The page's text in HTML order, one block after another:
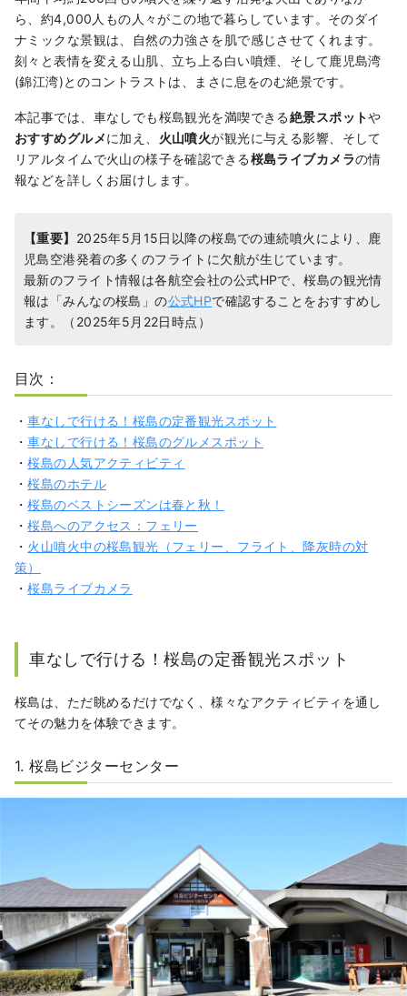
ら、約4,000人もの人々がこの地で暮らしています。そのダイ
ナミックな景観は、自然の力強さを肌で感じさせてくれます。
刻々と表情を変える山肌、立ち上る白い噴煙、そして鹿児島湾
(錦江湾)とのコントラストは、まさに息をのむ絶景です。
本記事では、車なしでも桜島観光を満喫できる絶景スポットや
おすすめグルメに加え、 火山噴火が観光に与える影響、そして
リアルタイムで火山の様子を確認できる桜島ライブカメラの情
報などを詳しくお届けします。
【重要】 2025年5月15日以降の桜島での連続噴火により、鹿
児島空港発着の多くのフライトに欠航が生じています。
最新のフライト情報は各航空会社の公式HPで、桜島の観光情
報は「みんなの桜島」の公式HPで確認することをおすすめし
ます。（2025年5月22日時点）
目次：
・車なしで行ける！桜島の定番観光スポット
・車なしで行ける！桜島のグルメスポット
・桜島の人気アクティビティ
・桜島のホテル
・桜島のベストシーズンは春と秋！
・桜島へのアクセス：フェリー
・ 火山噴火中の桜島観光（フェリー、フライト、降灰時の対
策）
・桜島ライブカメラ
車なしで行ける！桜島の定番観光スポット
桜島は、ただ眺めるだけでなく、様々なアクティビティを通し
てその魅力を体験できます。
1. 桜島ビジターセンター